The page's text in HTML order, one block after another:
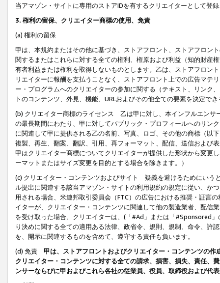
当アマゾン・サイトに専用のストアIDを有するクリエイターとして登
3. 権利の留保、クリエイター商標の使用、免責
(a) 権利の留保
甲は、本規約またはその他に基づき、ストアフロント、ストアフロン
関するまたはこれらに対する全ての権利、権原および利益（知的財産
有者利益または権利を取得しないものとします。乙は、ストアフロン
リエイターに報酬を支払うことなく、ストアフロント上での広告マテ
ー・プログラムへのクリエイターの参加に関する（テキスト、リンク
トのコンテンツ、外見、機能、URLおよびその他全ての要素を決定で
(b) クリエイター商標のライセンス 乙は甲に対し、本インフルエンサ
の最長期間にわたり、甲に対してパブリック・プロフィールへのリン
に関連して甲に提供される乙の名前、写真、ロゴ、その他の商標（以
複製、再生、翻案、翻訳、引用、再フォーマット、配信、送信および
甲はクリエイター商標についてクリエイターが提供した形状から変更
ーマットまたはサイズ変更を目的とする場合を除きます。）
(c) クリエイター・コンテンツおよびサイト 疑義を避けるためにいう
ル提出に関連する該当アマゾン・サイトの利用規約の規定に従い、か
用される場合、米連邦取引委員会（FTC）の広告における推奨・証言
イターが、クリエイター・コンテンツに関連して他の製造業者、配信
を受け取った場合、クリエイターは、(「#Ad」または「#Sponsored
り決めに関する全ての適用ある法律、政省令、規則、規制、命令、許
を、開示に関連するものを含めて、遵守する責任も負います。
(d) 免責 甲は、ストアフロントおよびクリエイター・コンテンツの
クリエイター・コンテンツに対する全ての請求、損害、損失、責任、
ンサーならびに甲およびこれら各社の従業員、役員、取締役および代